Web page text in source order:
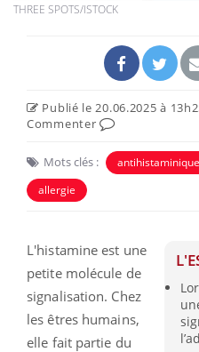
THREE SPOTS/ISTOCK
Publié le 20.06.2025 à
Commenter
Mots clés : antihistaminique
allergie
L'histamine est une
petite molécule de
signalisation. Chez
les êtres humains,
elle fait partie du